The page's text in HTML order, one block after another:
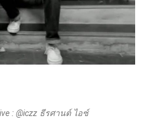
: @iczz ธีรศานต์ ไอซ์